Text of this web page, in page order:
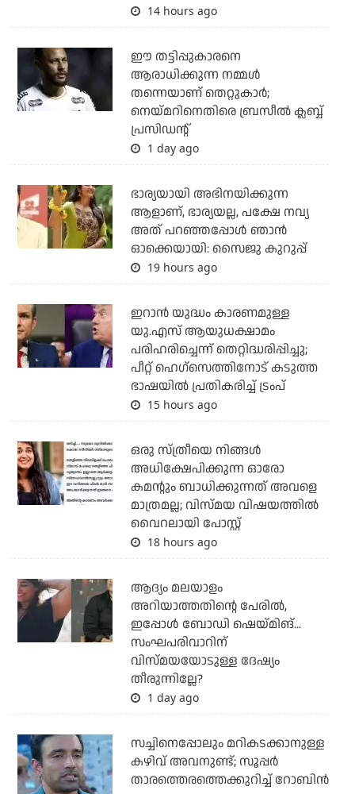
14 hours ago
ഈ തട്ടിപ്പുകാരനെ
ആരാധിക്കുന്ന നമ്മള്‍
തന്നെയാണ് തെറ്റുകാര്‍;
നെയ്മറിനെതിരെ ബ്രസീല്‍ ക്ലബ്ബ്
പ്രസിഡന്റ്
1 day ago
ഭാര്യയായി അഭിനയിക്കുന്ന
ആളാണ്, ഭാര്യയല്ല, പക്ഷേ നവ്യ
അത് പറഞ്ഞപ്പോള്‍ ഞാന്‍
ഓക്കെയായി: സൈജു കുറുപ്പ്
19 hours ago
ഇറാന്‍ യുദ്ധം കാരണമുള്ള
യു.എസ് ആയുധക്ഷാമം
പരിഹരിച്ചെന്ന് തെറ്റിദ്ധരിപ്പിച്ചു;
പീറ്റ് ഹെഗ്‌സെത്തിനോട് കടുത്ത
ഭാഷയില്‍ പ്രതികരിച്ച് ട്രംപ്
15 hours ago
ഒരു സ്ത്രീയെ നിങ്ങള്‍
അധിക്ഷേപിക്കുന്ന ഓരോ
കമന്റും ബാധിക്കുന്നത് അവളെ
മാത്രമല്ല; വിസ്മയ വിഷയത്തില്‍
വൈറലായി പോസ്റ്റ്
18 hours ago
ആദ്യം മലയാളം
അറിയാത്തതിന്റെ പേരില്‍,
ഇപ്പോള്‍ ബോഡി ഷെയ്മിങ്...
സംഘപരിവാറിന്
വിസ്മയയോടുള്ള ദേഷ്യം
തീരുന്നില്ലേ?
1 day ago
സച്ചിനെപ്പോലും മറികടക്കാനുള്ള
കഴിവ് അവനുണ്ട്; സൂപ്പര്‍
താരത്തെരത്തെക്കുറിച്ച് റോബിന്‍